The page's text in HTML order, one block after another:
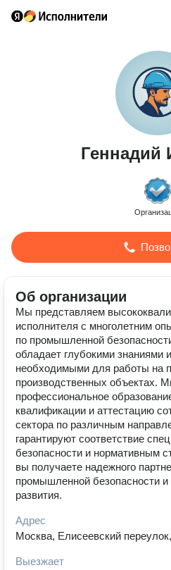
Геннадий
Об организации
Мы представляем
исполнителя с многолетним
по промышленной
обладает глубокими знаниями
необходимыми для работы на
производственных объектах.
профессиональное
квалификации и аттестацию
сектора по различным
гарантируют соответствие
безопасности и нормативным
вы получаете надежного
промышленной безопасности и
развития.
Адрес
Москва, Елисеевский переулок,
Выезжает